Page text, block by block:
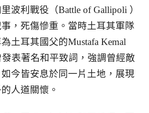
波利戰役（Battle of Gallipoli ）
，死傷慘重。當時土耳其軍隊
土耳其國父的Mustafa Kemal
表著名和平致詞，強調曾經敵
今皆安息於同一片土地，展現
人道關懷。